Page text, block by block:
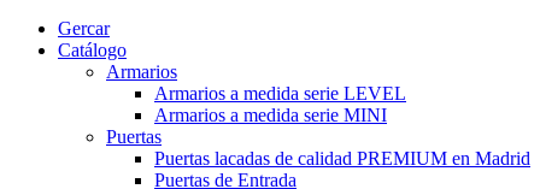
Gercar
Catálogo
Armarios
Armarios a medida serie LEVEL
Armarios a medida serie MINI
Puertas
Puertas lacadas de calidad PREMIUM en Madrid
Puertas de Entrada